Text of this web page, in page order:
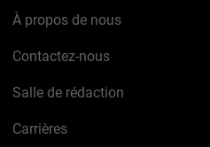
À propos de nous
Contactez-nous
Salle de rédaction
Carrières